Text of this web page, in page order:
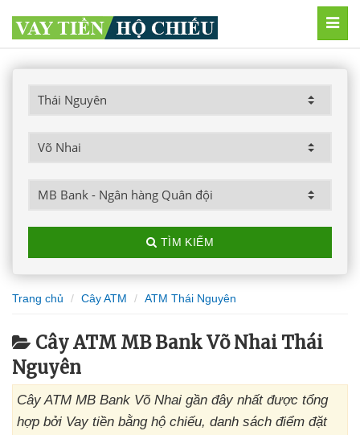
TÌM KIẾM
Trang chủ Cây ATM ATM Thái Nguyên
Cây ATM MB Bank Võ Nhai Thái
Nguyên
Cây ATM MB Bank Võ Nhai gần đây nhất được tổng
hợp bởi Vay tiền bằng hộ chiếu, danh sách điểm đặt